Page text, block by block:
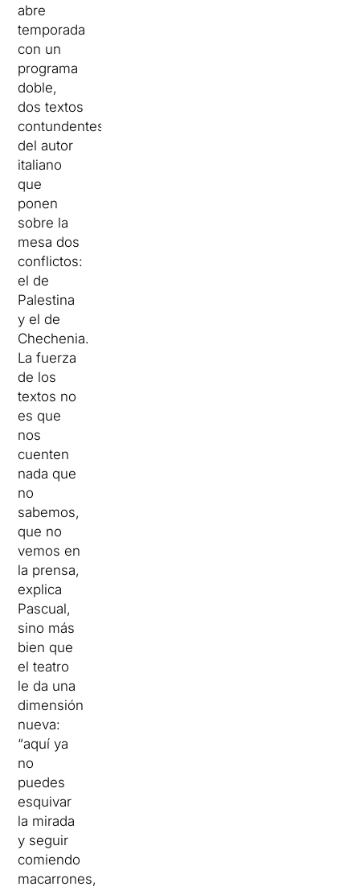
abre
temporada
con un
programa
doble,
dos textos
contundentes
del autor
italiano
que
ponen
sobre la
mesa dos
conflictos:
el de
Palestina
y el de
Chechenia.
La fuerza
de los
textos no
es que
nos
cuenten
nada que
no
sabemos,
que no
vemos en
la prensa,
explica
Pascual,
sino más
bien que
el teatro
le da una
dimensión
nueva:
“aquí ya
no
puedes
esquivar
la mirada
y seguir
comiendo
macarrones,